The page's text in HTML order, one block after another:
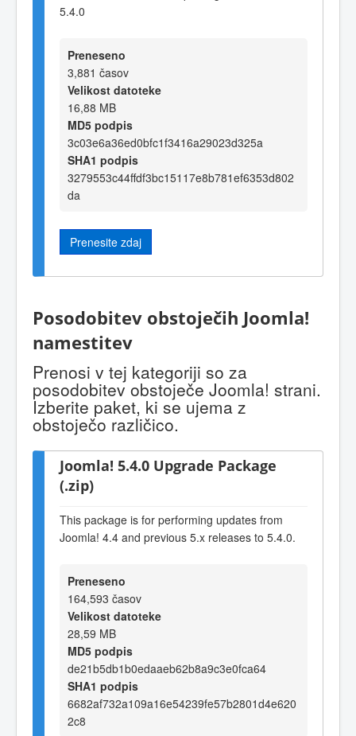
5.4.0
Preneseno
3,881 časov
Velikost datoteke
16,88 MB
MD5 podpis
3c03e6a36ed0bfc1f3416a29023d325a
SHA1 podpis
3279553c44ffdf3bc15117e8b781ef6353d802
da
Prenesite zdaj
Posodobitev obstoječih Joomla!
namestitev
Prenosi v tej kategoriji so za
posodobitev obstoječe Joomla! strani.
Izberite paket, ki se ujema z
obstoječo različico.
Joomla! 5.4.0 Upgrade Package
(.zip)
This package is for performing updates from
Joomla! 4.4 and previous 5.x releases to 5.4.0.
Preneseno
164,593 časov
Velikost datoteke
28,59 MB
MD5 podpis
de21b5db1b0edaaeb62b8a9c3e0fca64
SHA1 podpis
6682af732a109a16e54239fe57b2801d4e620
2c8